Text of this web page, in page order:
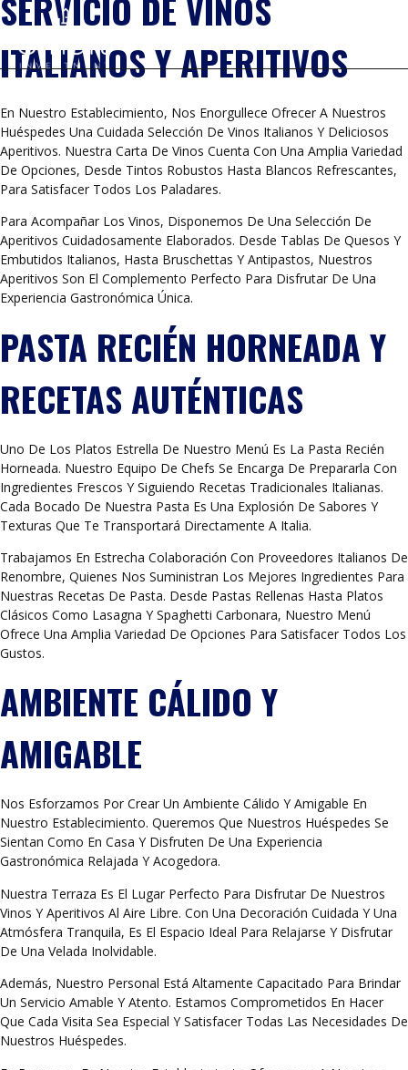
ITALIANOS Y APERITIVOS
En Nuestro Establecimiento, Nos Enorgullece Ofrecer A Nuestros
Huéspedes Una Cuidada Selección De Vinos Italianos Y Deliciosos
Aperitivos. Nuestra Carta De Vinos Cuenta Con Una Amplia Variedad
De Opciones, Desde Tintos Robustos Hasta Blancos Refrescantes,
Para Satisfacer Todos Los Paladares.
Para Acompañar Los Vinos, Disponemos De Una Selección De
Aperitivos Cuidadosamente Elaborados. Desde Tablas De Quesos Y
Embutidos Italianos, Hasta Bruschettas Y Antipastos, Nuestros
Aperitivos Son El Complemento Perfecto Para Disfrutar De Una
Experiencia Gastronómica Única.
PASTA RECIÉN HORNEADA Y
RECETAS AUTÉNTICAS
Uno De Los Platos Estrella De Nuestro Menú Es La Pasta Recién
Horneada. Nuestro Equipo De Chefs Se Encarga De Prepararla Con
Ingredientes Frescos Y Siguiendo Recetas Tradicionales Italianas.
Cada Bocado De Nuestra Pasta Es Una Explosión De Sabores Y
Texturas Que Te Transportará Directamente A Italia.
Trabajamos En Estrecha Colaboración Con Proveedores Italianos De
Renombre, Quienes Nos Suministran Los Mejores Ingredientes Para
Nuestras Recetas De Pasta. Desde Pastas Rellenas Hasta Platos
Clásicos Como Lasagna Y Spaghetti Carbonara, Nuestro Menú
Ofrece Una Amplia Variedad De Opciones Para Satisfacer Todos Los
Gustos.
AMBIENTE CÁLIDO Y
AMIGABLE
Nos Esforzamos Por Crear Un Ambiente Cálido Y Amigable En
Nuestro Establecimiento. Queremos Que Nuestros Huéspedes Se
Sientan Como En Casa Y Disfruten De Una Experiencia
Gastronómica Relajada Y Acogedora.
Nuestra Terraza Es El Lugar Perfecto Para Disfrutar De Nuestros
Vinos Y Aperitivos Al Aire Libre. Con Una Decoración Cuidada Y Una
Atmósfera Tranquila, Es El Espacio Ideal Para Relajarse Y Disfrutar
De Una Velada Inolvidable.
Además, Nuestro Personal Está Altamente Capacitado Para Brindar
Un Servicio Amable Y Atento. Estamos Comprometidos En Hacer
Que Cada Visita Sea Especial Y Satisfacer Todas Las Necesidades De
Nuestros Huéspedes.